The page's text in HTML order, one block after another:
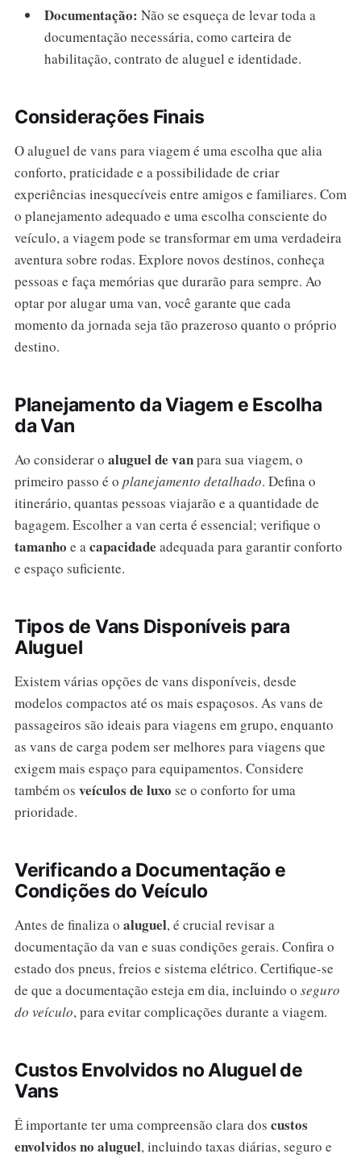
Documentação: Não se esqueça de levar toda a
documentação necessária, como carteira de
habilitação, contrato de aluguel e identidade.
Considerações Finais
O aluguel de vans para viagem é uma escolha que alia
conforto, praticidade e a possibilidade de criar
experiências inesquecíveis entre amigos e familiares. Com
o planejamento adequado e uma escolha consciente do
veículo, a viagem pode se transformar em uma verdadeira
aventura sobre rodas. Explore novos destinos, conheça
pessoas e faça memórias que durarão para sempre. Ao
optar por alugar uma van, você garante que cada
momento da jornada seja tão prazeroso quanto o próprio
destino.
Planejamento da Viagem e Escolha
da Van
Ao considerar o aluguel de vanpara sua viagem, o
primeiro passo é o planejamento detalhado. Defina o
itinerário, quantas pessoas viajarão e a quantidade de
bagagem. Escolher a van certa é essencial; verifique o
tamanho e acapacidade adequada para garantir conforto
e espaço suficiente.
Tipos de Vans Disponíveis para
Aluguel
Existem várias opções de vans disponíveis, desde
modelos compactos até os mais espaçosos. As vans de
passageiros são ideais para viagens em grupo, enquanto
as vans de carga podem ser melhores para viagens que
exigem mais espaço para equipamentos. Considere
também os veículos de luxo se o conforto for uma
prioridade.
Verificando a Documentação e
Condições do Veículo
Antes de finaliza o aluguel, é crucial revisar a
documentação da van e suas condições gerais. Confira o
estado dos pneus, freios e sistema elétrico. Certifique-se
de que a documentação esteja em dia, incluindo o seguro
do veículo, para evitar complicações durante a viagem.
Custos Envolvidos no Aluguel de
Vans
É importante ter uma compreensão clara dos custos
envolvidos no aluguel, incluindo taxas diárias, seguro e